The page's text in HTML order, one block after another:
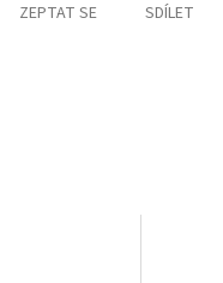
ZEPTAT SE SDÍLET